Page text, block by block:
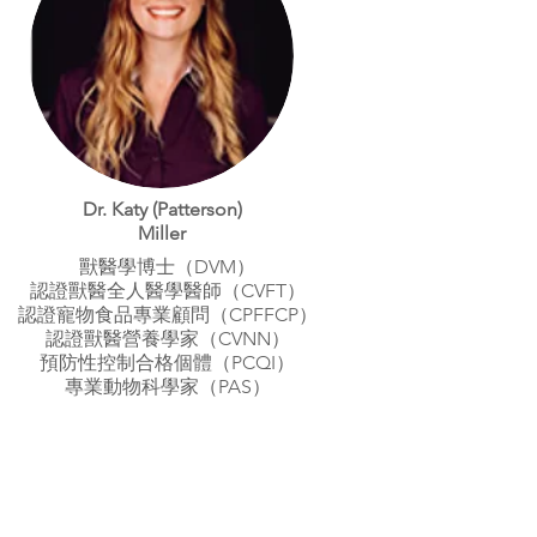
Dr. Katy (Patterson)
Miller
獸醫學博士（DVM）
認證獸醫全人醫學醫師（CVFT）
認證寵物食品專業顧問（CPFFCP）
認證獸醫營養學家（CVNN）
預防性控制合格個體（PCQI）
專業動物科學家（PAS）